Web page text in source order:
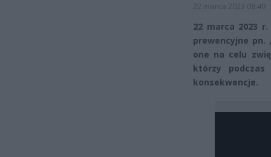
22 marca 2023 08:49
22 marca 2023
prewencyjne pn.
one na celu
którzy
konsekwencje.